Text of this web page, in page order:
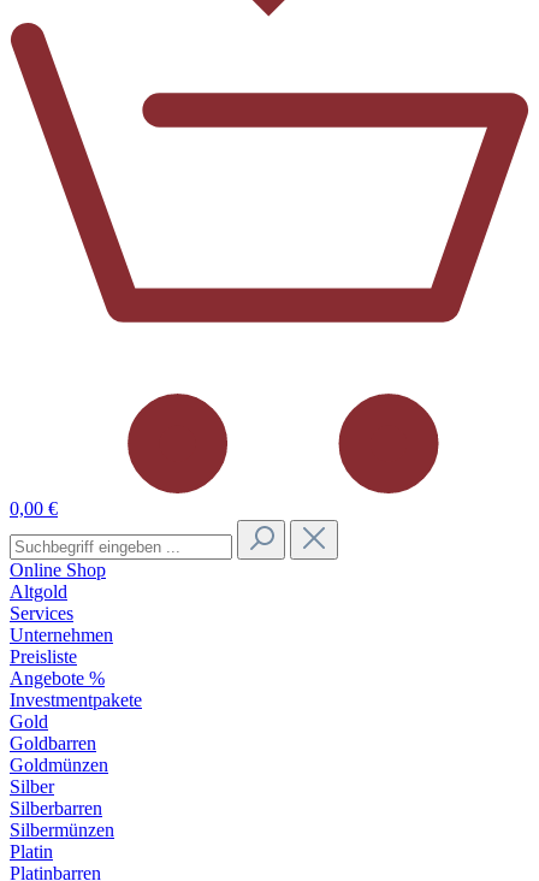
0,00 €
Online Shop
Altgold
Services
Unternehmen
Preisliste
Angebote %
Investmentpakete
Gold
Goldbarren
Goldmünzen
Silber
Silberbarren
Silbermünzen
Platin
Platinbarren